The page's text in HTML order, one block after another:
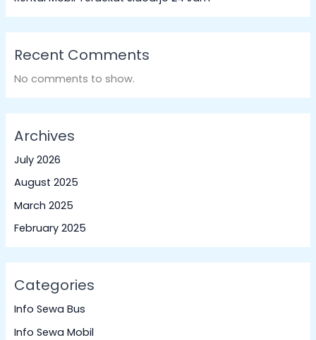
Recent Comments
No comments to show.
Archives
July 2026
August 2025
March 2025
February 2025
Categories
Info Sewa Bus
Info Sewa Mobil